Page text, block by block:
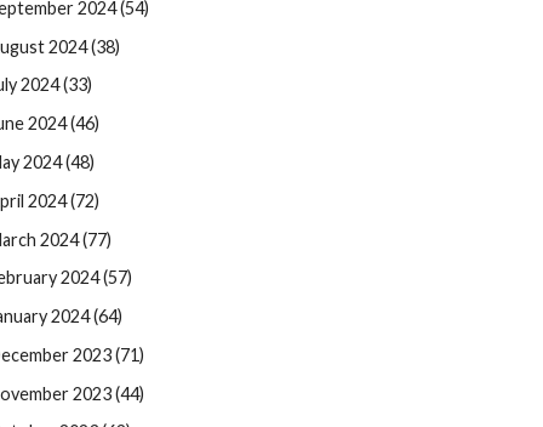
2024 (54)
2024 (38)
2024 (33)
2024 (46)
2024 (48)
2024 (72)
2024 (77)
2024 (57)
2024 (64)
2023 (71)
2023 (44)